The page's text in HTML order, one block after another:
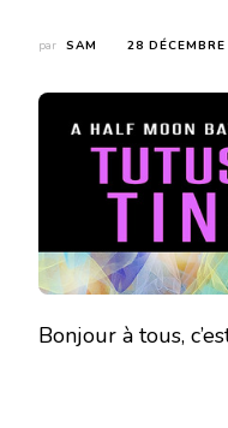
par SAM 28
Bonjour à tous,